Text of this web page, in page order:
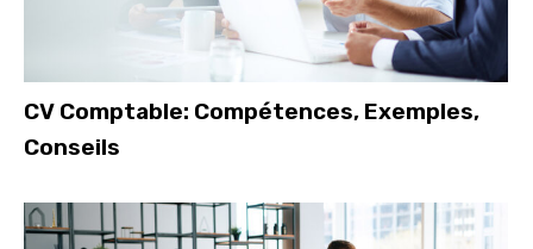
CV Comptable: Compétences, Exemples,
Conseils